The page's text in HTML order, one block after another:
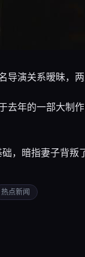
导演关系暧昧，
去年的一部大制
，暗指妻子背叛
热点新闻